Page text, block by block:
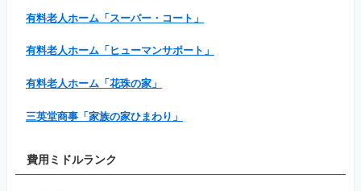
有料老人ホーム「スーパー・コート」
有料老人ホーム「ヒューマンサポート」
有料老人ホーム「花珠の家」
三英堂商事「家族の家ひまわり」
費用ミドルランク